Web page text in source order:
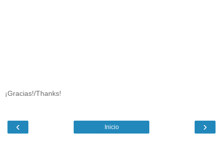
¡Gracias!/Thanks!
‹ ›
Inicio